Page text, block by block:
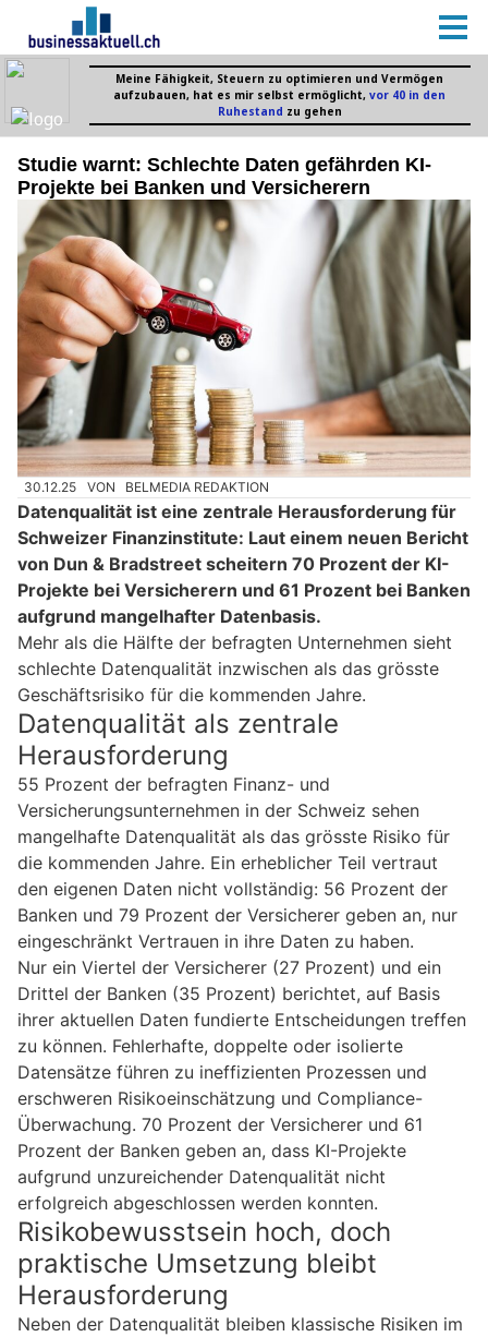
Studie warnt: Schlechte Daten gefährden KI-
Projekte bei Banken und Versicherern
30.12.25 VON BELMEDIA REDAKTION
Datenqualität ist eine zentrale Herausforderung für
Schweizer Finanzinstitute: Laut einem neuen Bericht
von Dun & Bradstreet scheitern 70 Prozent der KI-
Projekte bei Versicherern und 61 Prozent bei Banken
aufgrund mangelhafter Datenbasis.
Mehr als die Hälfte der befragten Unternehmen sieht
schlechte Datenqualität inzwischen als das grösste
Geschäftsrisiko für die kommenden Jahre.
Datenqualität als zentrale
Herausforderung
55 Prozent der befragten Finanz- und
Versicherungsunternehmen in der Schweiz sehen
mangelhafte Datenqualität als das grösste Risiko für
die kommenden Jahre. Ein erheblicher Teil vertraut
den eigenen Daten nicht vollständig: 56 Prozent der
Banken und 79 Prozent der Versicherer geben an, nur
eingeschränkt Vertrauen in ihre Daten zu haben.
Nur ein Viertel der Versicherer (27 Prozent) und ein
Drittel der Banken (35 Prozent) berichtet, auf Basis
ihrer aktuellen Daten fundierte Entscheidungen treffen
zu können. Fehlerhafte, doppelte oder isolierte
Datensätze führen zu ineffizienten Prozessen und
erschweren Risikoeinschätzung und Compliance-
Überwachung. 70 Prozent der Versicherer und 61
Prozent der Banken geben an, dass KI-Projekte
aufgrund unzureichender Datenqualität nicht
erfolgreich abgeschlossen werden konnten.
Risikobewusstsein hoch, doch
praktische Umsetzung bleibt
Herausforderung
Neben der Datenqualität bleiben klassische Risiken im